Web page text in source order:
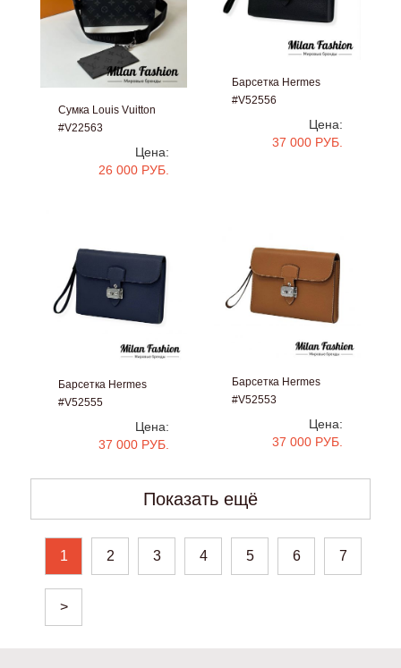
Сумка Louis Vuitton
#V22563
Цена:
26 000 РУБ.
Барсетка Hermes
#V52556
Цена:
37 000 РУБ.
Барсетка Hermes
#V52555
Цена:
37 000 РУБ.
Барсетка Hermes
#V52553
Цена:
37 000 РУБ.
Показать ещё
1 2 3 4 5 6 7
>